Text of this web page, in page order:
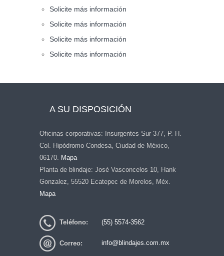
Solicite más información
Solicite más información
Solicite más información
Solicite más información
A SU DISPOSICIÓN
Oficinas corporativas: Insurgentes Sur 377, P. H.
Col. Hipódromo Condesa, Ciudad de México,
06170.
Mapa
Planta de blindaje: José Vasconcelos 10, Hank
Gonzalez, 55520 Ecatepec de Morelos, Méx.
Mapa
Teléfono: (55) 5574-3562
Correo: info@blindajes.com.mx